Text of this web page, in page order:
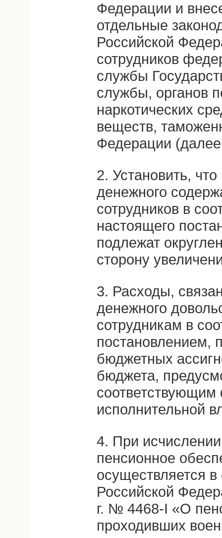
Федерации и
отдельные
Российской
сотрудников
службы
службы, органов
наркотических
веществ,
Федерации
2. Установить,
денежного
сотрудников в
настоящего
подлежат
сторону
3. Расходы,
денежного
сотрудникам в
постановлением,
бюджетных
бюджета,
исполнительной
4. При
пенсионное
осуществляется в
Российской
г. № 4468-I «О
проходивших